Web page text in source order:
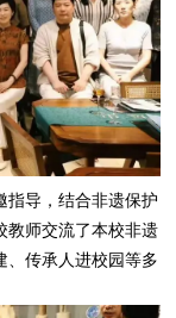
指导，结合非遗保护
教师交流了本校非遗
、传承人进校园等多